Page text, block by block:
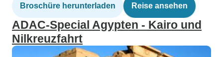
Broschüre herunterladen Reise ansehen
ADAC-Special Agypten - Kairo und
Nilkreuzfahrt